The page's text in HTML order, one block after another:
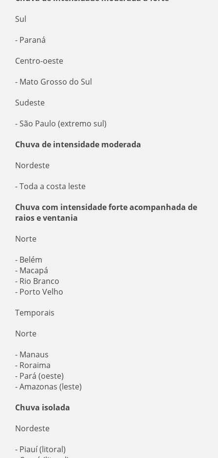
Sul
- Paraná
Centro-oeste
- Mato Grosso do Sul
Sudeste
- São Paulo (extremo sul)
Chuva de intensidade moderada
Nordeste
- Toda a costa leste
Chuva com intensidade forte acompanhada de
raios e ventania
Norte
- Belém
- Macapá
- Rio Branco
- Porto Velho
Temporais
Norte
- Manaus
- Roraima
- Pará (oeste)
- Amazonas (leste)
Chuva isolada
Nordeste
- Piauí (litoral)